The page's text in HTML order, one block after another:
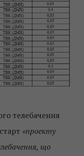
телебачення
«проекту
що